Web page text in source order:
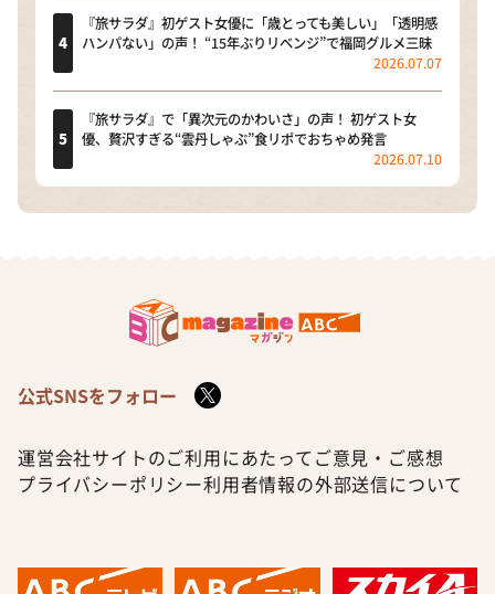
『旅サラダ』初ゲスト女優に「歳とっても美しい」「透明感
ハンパない」の声！ “15年ぶりリベンジ”で福岡グルメ三昧
2026.07.07
『旅サラダ』で「異次元のかわいさ」の声！ 初ゲスト女
優、贅沢すぎる“雲丹しゃぶ”食リポでおちゃめ発言
2026.07.10
公式SNSをフォロー
運営会社サイトのご利用にあたって ご意見・ご感想
プライバシーポリシー利用者情報の外部送信について